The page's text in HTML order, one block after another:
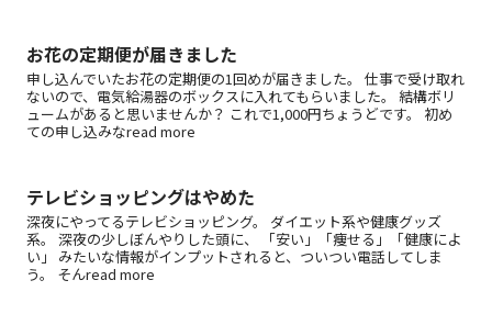
お花の定期便が届きました
申し込んでいたお花の定期便の1回めが届きました。 仕事で受け取れ
ないので、電気給湯器のボックスに入れてもらいました。 結構ボリ
ュームがあると思いませんか？ これで1,000円ちょうどです。 初め
ての申し込みなread more
テレビショッピングはやめた
深夜にやってるテレビショッピング。 ダイエット系や健康グッズ
系。 深夜の少しぼんやりした頭に、 「安い」「痩せる」「健康によ
い」 みたいな情報がインプットされると、ついつい電話してしま
う。 そんread more